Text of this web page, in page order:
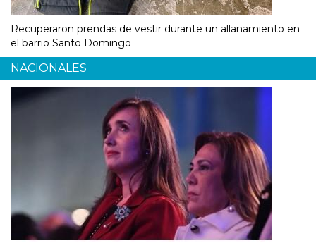
Recuperaron prendas de vestir durante un allanamiento en
el barrio Santo Domingo
NACIONALES